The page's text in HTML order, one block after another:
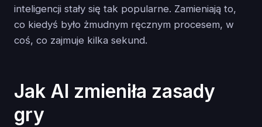
inteligencji stały się tak popularne. Zamieniają to,
co kiedyś było żmudnym ręcznym procesem, w
coś, co zajmuje kilka sekund.
Jak AI zmieniła zasady
gry